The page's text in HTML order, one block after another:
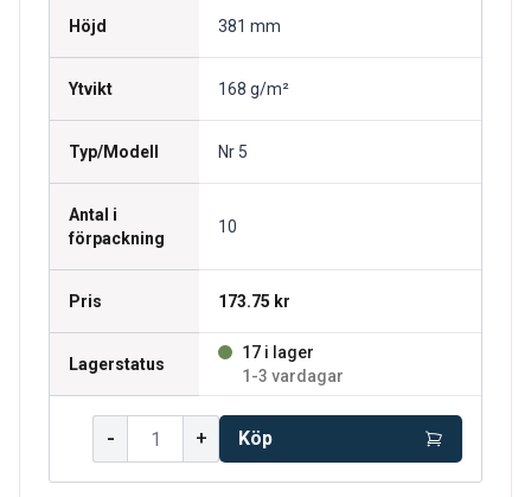
Höjd 381 mm
Ytvikt 168 g/m²
Typ/Modell Nr 5
Antal i
förpackning
10
Pris 173.75 kr
Lagerstatus
17 i lager
1-3 vardagar
- + Köp